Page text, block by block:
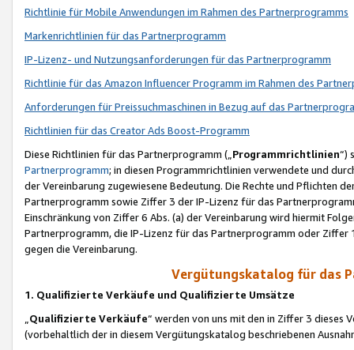
Richtlinie für Mobile Anwendungen im Rahmen des Partnerprogramms
Markenrichtlinien für das Partnerprogramm
IP-Lizenz- und Nutzungsanforderungen für das Partnerprogramm
Richtlinie für das Amazon Influencer Programm im Rahmen des
Anforderungen für Preissuchmaschinen in Bezug auf das
Richtlinien für das Creator Ads Boost-Programm
Diese Richtlinien für das Partnerprogramm („Programmrichtlinien“)
Partnerprogramm; in diesen Programmrichtlinien verwendete und
der Vereinbarung zugewiesene Bedeutung. Die Rechte und Pflichten
Partnerprogramm sowie Ziffer 3 der IP-Lizenz für das
Einschränkung von Ziffer 6 Abs. (a) der Vereinbarung wird hiermit
Partnerprogramm, die IP-Lizenz für das Partnerprogramm oder
gegen die Vereinbarung.
Vergütungskatalog für das
1. Qualifizierte Verkäufe und Qualifizierte Umsätze
Qualifizierte Verkäufe“ werden von uns mit den in Ziffer 3
(vorbehaltlich der in diesem Vergütungskatalog beschriebenen